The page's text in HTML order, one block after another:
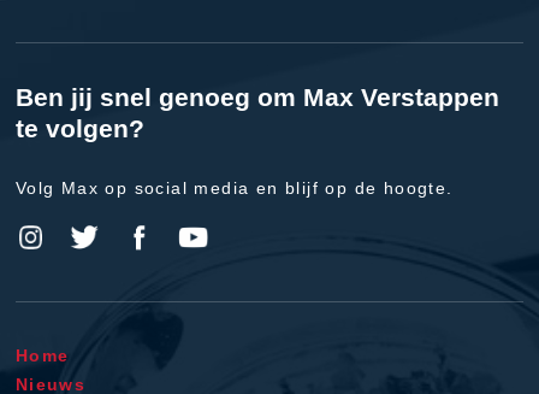
Ben jij snel genoeg om Max Verstappen
te volgen?
Volg Max op social media en blijf op de hoogte.
Home
Nieuws